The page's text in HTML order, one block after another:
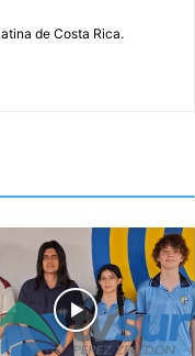
de Costa Rica.